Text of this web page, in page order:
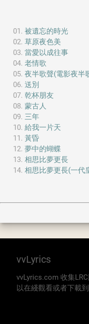
被遺忘的時光
草原夜色美
當愛以成往事
老情歌
夜半歌聲(電影夜半
送別
乾杯朋友
蒙古人
三年
給我一片天
黃昏
夢中的蝴蝶
相思比夢更長
相思比夢更長(一代
vvLyrics
vvLyrics.com 收集
以在綫觀看或者下載到